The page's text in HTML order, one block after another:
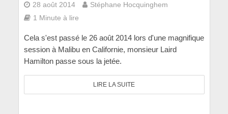
28 août 2014
Stéphane Hocquinghem
1 Minute à lire
Cela s'est passé le 26 août 2014 lors d'une magnifique
session à Malibu en Californie, monsieur Laird
Hamilton passe sous la jetée.
LIRE LA SUITE